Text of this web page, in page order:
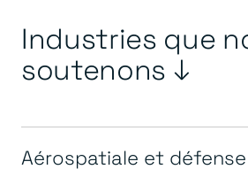
Industries que
soutenons ↓
Aérospatiale et défense